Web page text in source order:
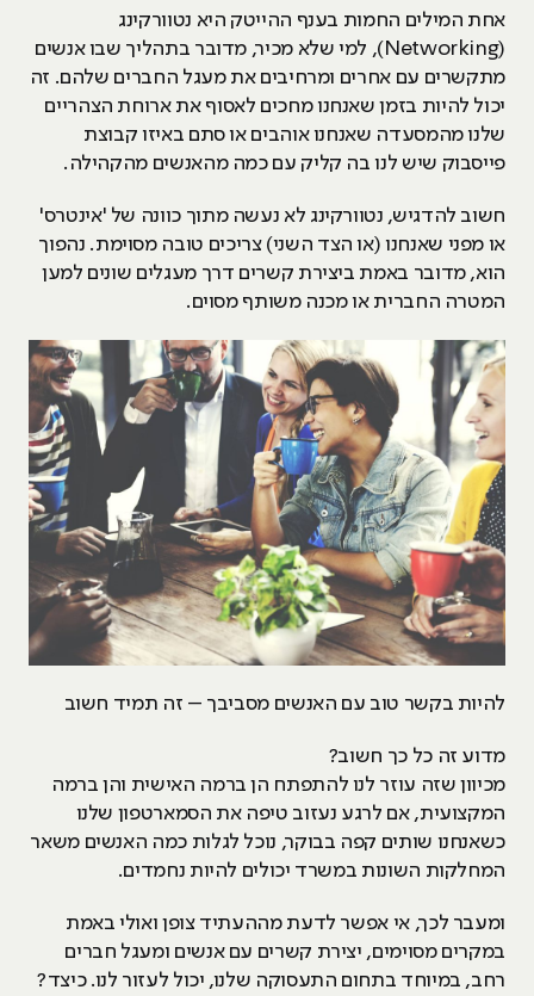
אחת המילים החמות בענף ההייטק היא נטוורקינג
(Networking), למי שלא מכיר, מדובר בתהליך שבו אנשים
מתקשרים עם אחרים ומרחיבים את מעגל החברים שלהם. זה
יכול להיות בזמן שאנחנו מחכים לאסוף את ארוחת הצהריים
שלנו מהמסעדה שאנחנו אוהבים או סתם באיזו קבוצת
פייסבוק שיש לנו בה קליק עם כמה מהאנשים מהקהילה.
חשוב להדגיש, נטוורקינג לא נעשה מתוך כוונה של 'אינטרס'
או מפני שאנחנו (או הצד השני) צריכים טובה מסוימת. נהפוך
הוא, מדובר באמת ביצירת קשרים דרך מעגלים שונים למען
המטרה החברית או מכנה משותף מסוים.
להיות בקשר טוב עם האנשים מסביבך – זה תמיד חשוב
מדוע זה כל כך חשוב?
מכיוון שזה עוזר לנו להתפתח הן ברמה האישית והן ברמה
המקצועית, אם לרגע נעזוב טיפה את הסמארטפון שלנו
כשאנחנו שותים קפה בבוקר, נוכל לגלות כמה האנשים משאר
המחלקות השונות במשרד יכולים להיות נחמדים.
ומעבר לכך, אי אפשר לדעת מההעתיד צופן ואולי באמת
במקרים מסוימים, יצירת קשרים עם אנשים ומעגל חברים
רחב, במיוחד בתחום התעסוקה שלנו, יכול לעזור לנו. כיצד?